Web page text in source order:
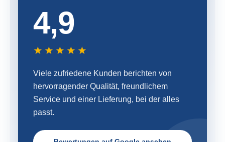
4,9
★★★★★
Viele zufriedene Kunden berichten von
hervorragender Qualität, freundlichem
Service und einer Lieferung, bei der alles
passt.